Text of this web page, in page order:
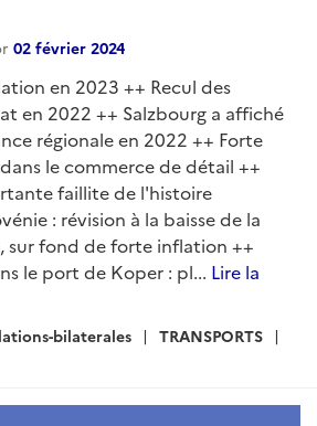
02 février 2024
en 2023 ++ Recul des
en 2022 ++ Salzbourg a affiché
régionale en 2022 ++ Forte
le commerce de détail ++
faillite de l'histoire
: révision à la baisse de la
sur fond de forte inflation ++
le port de Koper : pl... Lire la
bilaterales
TRANSPORTS